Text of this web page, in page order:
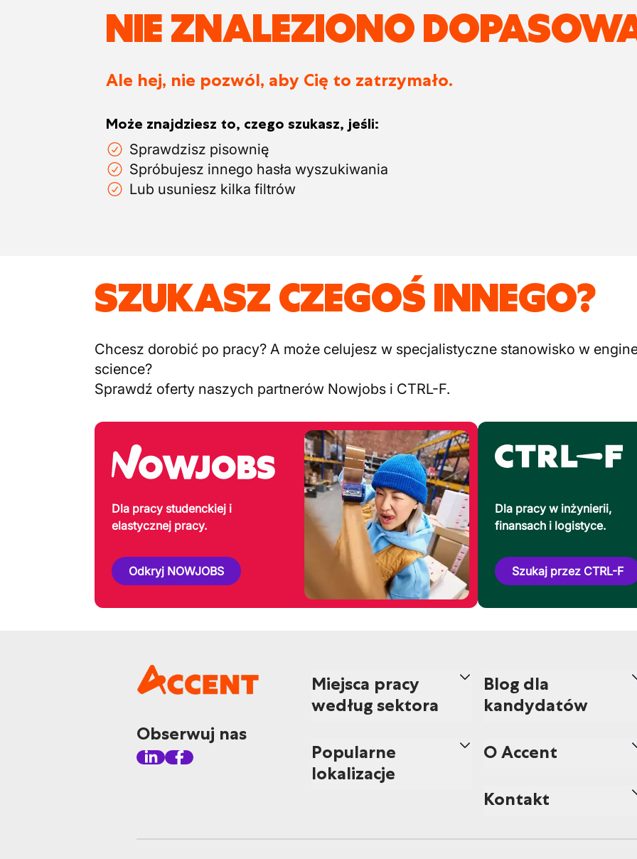
NIE ZNALEZIONO
Ale hej, nie pozwól, aby Cię to zatrzymało.
Może znajdziesz to, czego szukasz, jeśli:
Sprawdzisz pisownię
Spróbujesz innego hasła wyszukiwania
Lub usuniesz kilka filtrów
SZUKASZ CZEGOŚ INNEGO?
Chcesz dorobić po pracy? A może celujesz w specjalistyczne stanowisko w
science?
Sprawdź oferty naszych partnerów Nowjobs i CTRL-F.
Dla pracy studenckiej i
elastycznej pracy.
Odkryj NOWJOBS
Dla pracy w inżynierii,
finansach i logistyce.
Szukaj przez CTRL-F
Obserwuj nas
Miejsca pracy
według sektora
Popularne
lokalizacje
Blog dla
kandydatów
O Accent
Kontakt